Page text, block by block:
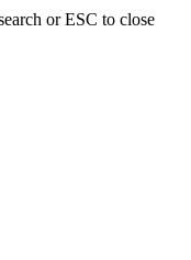
or ESC to close